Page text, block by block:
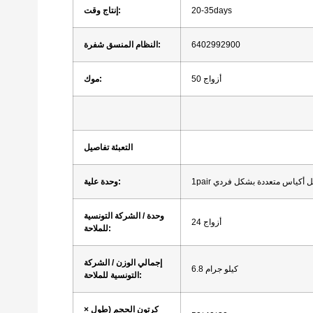
إنتاج وقت: 20-35days
النظام المنسق شفرة: 6402992900
موك: 50 أزواج
التعبئة تفاصيل
وحدةعلية: 1pair أكياس متعددة بشكل فردي
وحدة / الشركة التونسية
للملاحة:
24 أزواج
إجمالي الوزن / الشركة
التونسية للملاحة:
6.8 كيلو جرام
كرتون الحجم (طول ×